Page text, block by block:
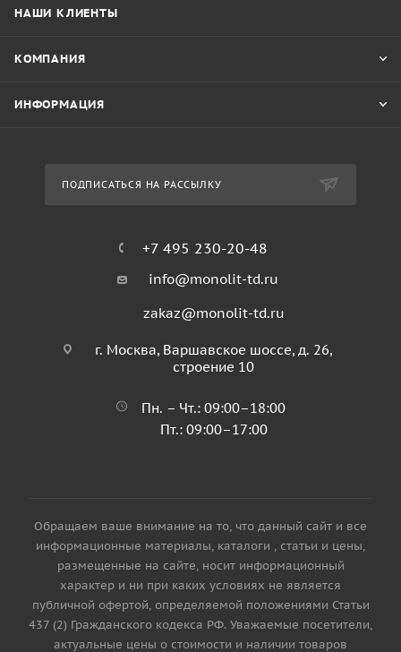
НАШИ КЛИЕНТЫ
КОМПАНИЯ
ИНФОРМАЦИЯ
ПОДПИСАТЬСЯ НА РАССЫЛКУ
+7 495 230-20-48
info@monolit-td.ru
zakaz@monolit-td.ru
г. Москва, Варшавское шоссе, д. 26,
строение 10
Пн. – Чт.: 09:00–18:00
Пт.: 09:00–17:00
Обращаем ваше внимание на то, что данный сайт и все
информационные материалы, каталоги , статьи и цены,
размещенные на сайте, носит информационный
характер и ни при каких условиях не является
публичной офертой, определяемой положениями Статьи
437 (2) Гражданского кодекса РФ. Уважаемые посетители,
актуальные цены о стоимости и наличии товаров